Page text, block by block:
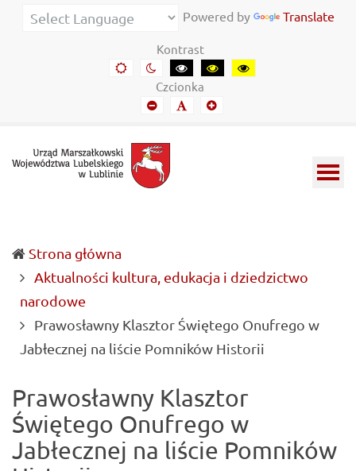
Urząd
Informacje
Lubelszczyźnie
Powered by Translate
Kontrast
Domyślny
kontrast
Kontrast
nocny
Kontrast
czarny-
biały
Kontrast
czarny-
Kontrast
żółto-
Czcionka
Mniejszy
font
Domyślny
font
Mniejszy
Strona główna
Aktualności kultura, edukacja i dziedzictwo
narodowe
Prawosławny Klasztor Świętego Onufrego w
Jabłecznej na liście Pomników Historii
Prawosławny Klasztor
Świętego Onufrego w
Jabłecznej na liście Pomników